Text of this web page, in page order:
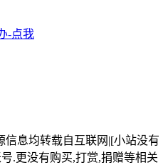
-点我
息均转载自互联网|[小站没有
.更没有购买,打赏,捐赠等相关